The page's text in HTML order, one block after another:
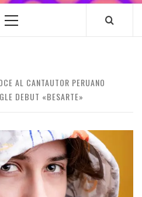
Menú
AL CANTAUTOR PERUANO
DEBUT «BESARTE»